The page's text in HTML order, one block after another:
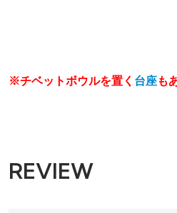
※チベットボウルを置く 台座も
REVIEW